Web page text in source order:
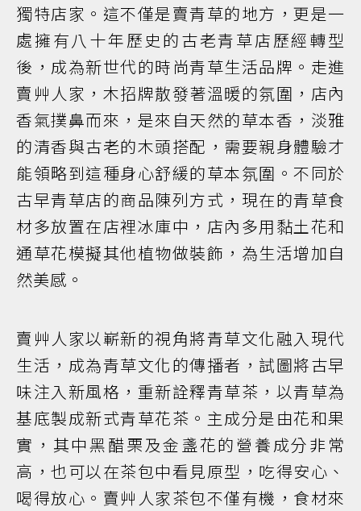
獨特店家。這不僅是賣青草的地方，更是一
處擁有八十年歷史的古老青草店歷經轉型
後，成為新世代的時尚青草生活品牌。走進
賣艸人家，木招牌散發著溫暖的氛圍，店內
香氣撲鼻而來，是來自天然的草本香，淡雅
的清香與古老的木頭搭配，需要親身體驗才
能領略到這種身心舒緩的草本氛圍。不同於
古早青草店的商品陳列方式，現在的青草食
材多放置在店裡冰庫中，店內多用黏土花和
通草花模擬其他植物做裝飾，為生活增加自
然美感。
賣艸人家以嶄新的視角將青草文化融入現代
生活，成為青草文化的傳播者，試圖將古早
味注入新風格，重新詮釋青草茶，以青草為
基底製成新式青草花茶。主成分是由花和果
實，其中黑醋栗及金盞花的營養成分非常
高，也可以在茶包中看見原型，吃得安心、
喝得放心。賣艸人家茶包不僅有機，食材來